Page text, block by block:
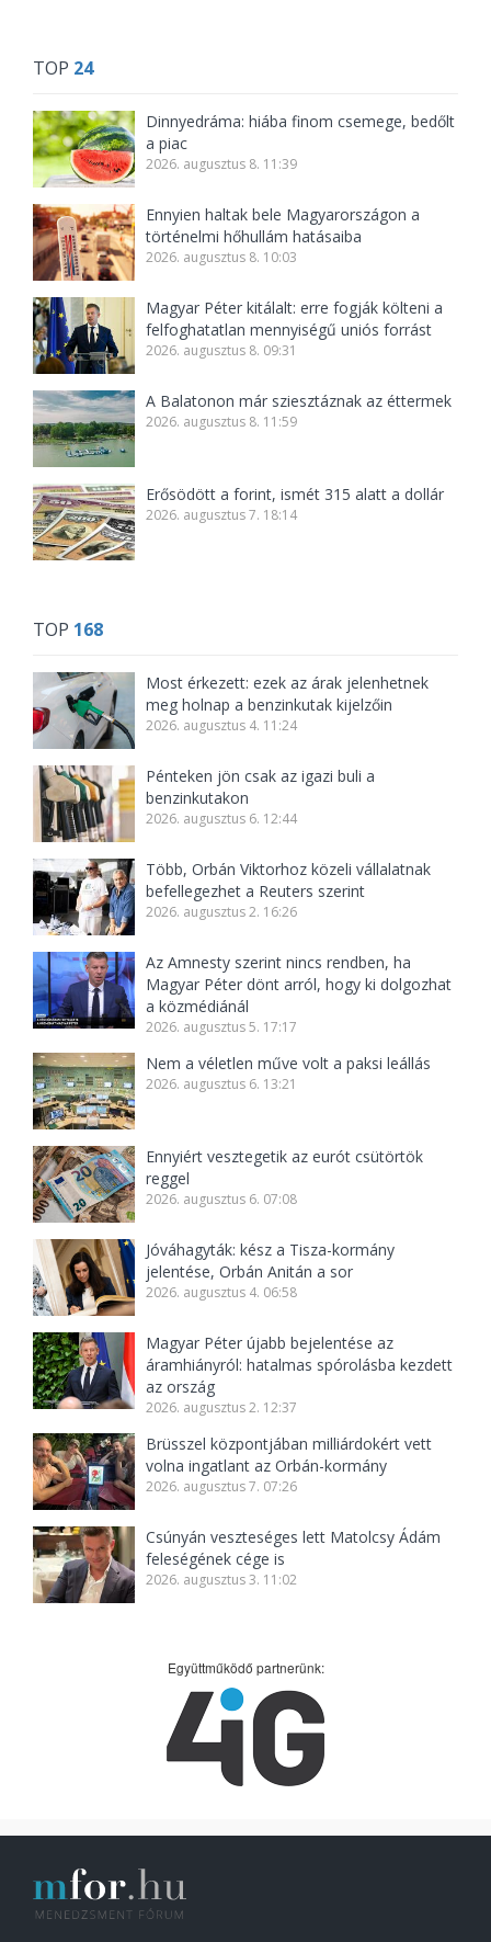
TOP 24
Dinnyedráma: hiába finom csemege, bedőlt
a piac
2026. augusztus 8. 11:39
Ennyien haltak bele Magyarországon a
történelmi hőhullám hatásaiba
2026. augusztus 8. 10:03
Magyar Péter kitálalt: erre fogják költeni a
felfoghatatlan mennyiségű uniós forrást
2026. augusztus 8. 09:31
A Balatonon már sziesztáznak az éttermek
2026. augusztus 8. 11:59
Erősödött a forint, ismét 315 alatt a dollár
2026. augusztus 7. 18:14
TOP 168
Most érkezett: ezek az árak jelenhetnek
meg holnap a benzinkutak kijelzőin
2026. augusztus 4. 11:24
Pénteken jön csak az igazi buli a
benzinkutakon
2026. augusztus 6. 12:44
Több, Orbán Viktorhoz közeli vállalatnak
befellegezhet a Reuters szerint
2026. augusztus 2. 16:26
Az Amnesty szerint nincs rendben, ha
Magyar Péter dönt arról, hogy ki dolgozhat
a közmédiánál
2026. augusztus 5. 17:17
Nem a véletlen műve volt a paksi leállás
2026. augusztus 6. 13:21
Ennyiért vesztegetik az eurót csütörtök
reggel
2026. augusztus 6. 07:08
Jóváhagyták: kész a Tisza-kormány
jelentése, Orbán Anitán a sor
2026. augusztus 4. 06:58
Magyar Péter újabb bejelentése az
áramhiányról: hatalmas spórolásba kezdett
az ország
2026. augusztus 2. 12:37
Brüsszel központjában milliárdokért vett
volna ingatlant az Orbán-kormány
2026. augusztus 7. 07:26
Csúnyán veszteséges lett Matolcsy Ádám
feleségének cége is
2026. augusztus 3. 11:02
Együttműködő partnerünk: